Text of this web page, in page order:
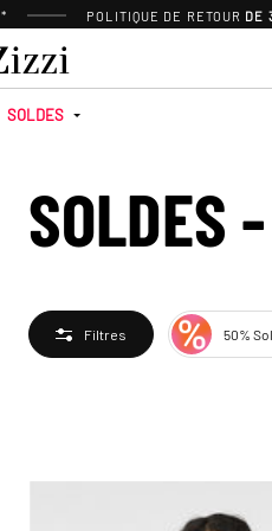
POLITIQUE DE RETOUR DE
SOLDES
SOLDES
Filtres 50%